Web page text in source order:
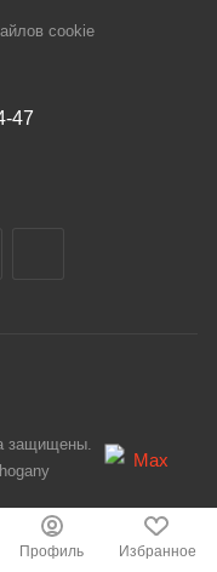
Профиль Избранное
cookie
47
защищены.